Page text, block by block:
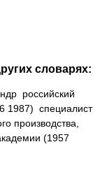
словарях:
российский
1987) специалист
производства,
(1957